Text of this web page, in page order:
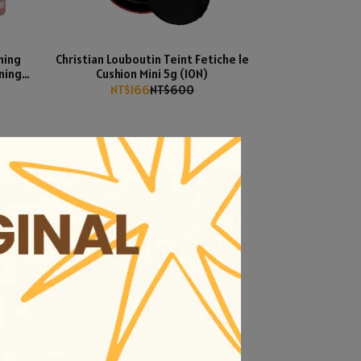
Christian Louboutin Teint Fetiche le
Cushion Mini 5g (10N)
NT$166NT$600
FILORGA Skincare Set (Termasuk
NT$30